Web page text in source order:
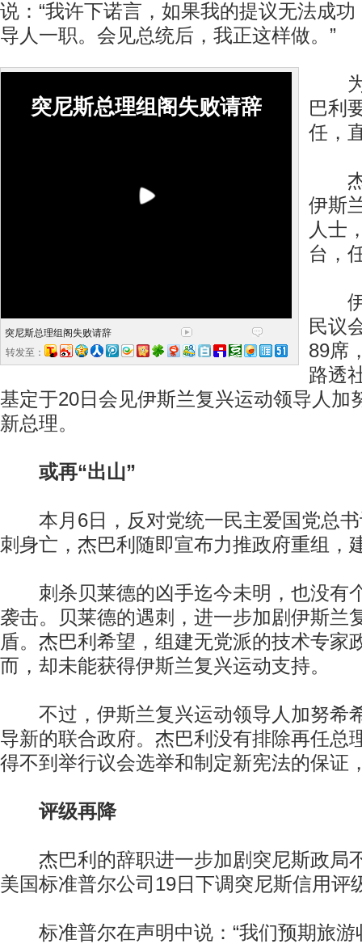
说：“我许下诺言，如果我的提议无法成
导人一职。会见总统后，我正这样做。”
突尼斯总理组阁失败请辞
突尼斯总理组阁失败请辞
转发至：
为
巴利
任，
杰
伊斯
人士
台，
伊
民议
89席
路透
基定于20日会见伊斯兰复兴运动领导人加
新总理。
或再“出山”
本月6日，反对党统一民主爱国党总书
刺身亡，杰巴利随即宣布力推政府重组，
刺杀贝莱德的凶手迄今未明，也没有
袭击。贝莱德的遇刺，进一步加剧伊斯兰
盾。杰巴利希望，组建无党派的技术专家
而，却未能获得伊斯兰复兴运动支持。
不过，伊斯兰复兴运动领导人加努希
导新的联合政府。杰巴利没有排除再任总
得不到举行议会选举和制定新宪法的保证
评级再降
杰巴利的辞职进一步加剧突尼斯政局
美国标准普尔公司19日下调突尼斯信用评
标准普尔在声明中说：“我们预期旅游